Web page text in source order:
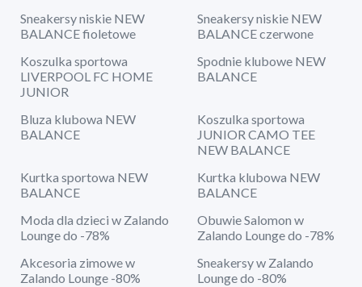
Sneakersy niskie NEW
BALANCE fioletowe
Sneakersy niskie NEW
BALANCE czerwone
Koszulka sportowa
LIVERPOOL FC HOME
JUNIOR
Spodnie klubowe NEW
BALANCE
Bluza klubowa NEW
BALANCE
Koszulka sportowa
JUNIOR CAMO TEE
NEW BALANCE
Kurtka sportowa NEW
BALANCE
Kurtka klubowa NEW
BALANCE
Moda dla dzieci w Zalando
Lounge do -78%
Obuwie Salomon w
Zalando Lounge do -78%
Akcesoria zimowe w
Zalando Lounge -80%
Sneakersy w Zalando
Lounge do -80%